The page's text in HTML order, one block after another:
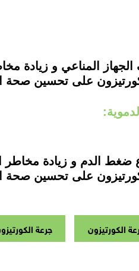
المناعي و زيادة
على تحسين صحة
الدم و زيادة مخاطر
على تحسين صحة
الكورتيزون جرعة